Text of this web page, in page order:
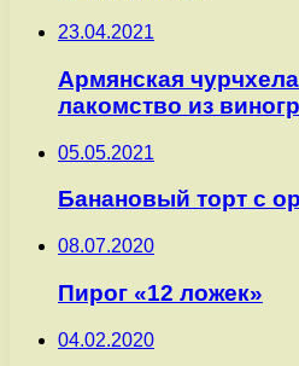
23.04.2021
Армянская
лакомство из
05.05.2021
Банановый торт с
08.07.2020
Пирог «12 ложек»
04.02.2020